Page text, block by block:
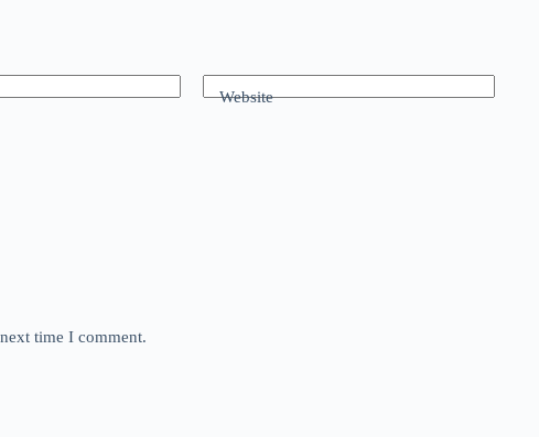
Website
time I comment.